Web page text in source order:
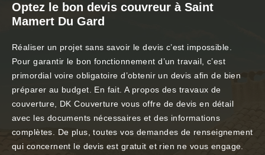
Optez le bon devis couvreur à Saint
Mamert Du Gard
Réaliser un projet sans savoir le devis c’est impossible.
Pour garantir le bon fonctionnement d’un travail, c’est
primordial voire obligatoire d’obtenir un devis afin de bien
préparer au budget. En fait. A propos des travaux de
couverture, DK Couverture vous offre de devis en détail
avec les documents nécessaires et des informations
complètes. De plus, toutes vos demandes de renseignement
qui concernent le devis est gratuit et rien ne vous engage.